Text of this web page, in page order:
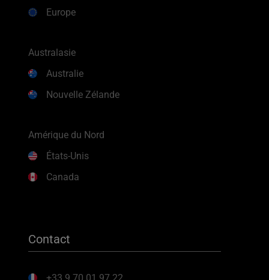
Europe
Australasie
Australie
Nouvelle Zélande
Amérique du Nord
États-Unis
Canada
Contact